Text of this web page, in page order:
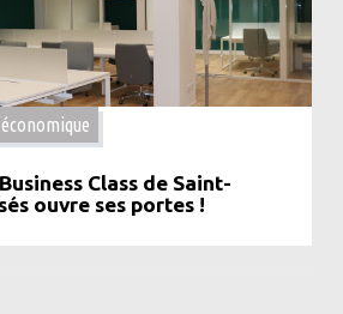
Class de Saint-
ouvre ses portes !